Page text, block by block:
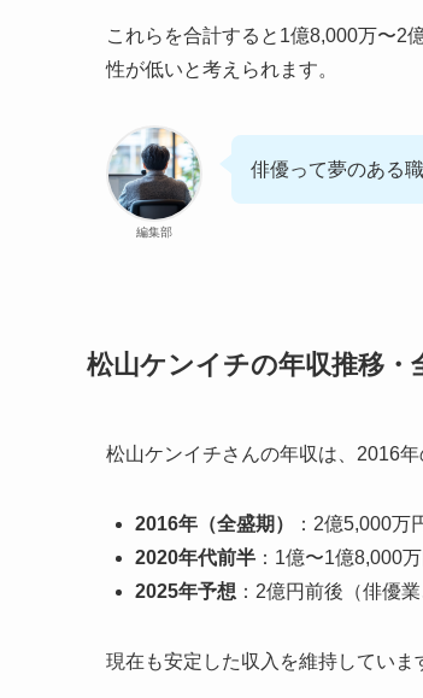
これらを合計すると1億8,000万〜2
性が低いと考えられます。
編集部
俳優って夢のある
松山ケンイチの年収推移・
松山ケンイチさんの年収は、2016
2016年（全盛期）
：2億5,000万
2020年代前半 ：1億〜1億8,000
2025年予想 ：2億円前後（俳優
現在も安定した収入を維持していま